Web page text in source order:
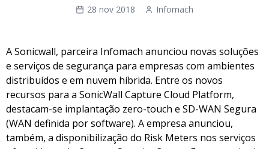
28 nov 2018 Infomach
A Sonicwall, parceira Infomach anunciou novas soluções
e serviços de segurança para empresas com ambientes
distribuídos e em nuvem híbrida. Entre os novos
recursos para a SonicWall Capture Cloud Platform,
destacam-se implantação zero-touch e SD-WAN Segura
(WAN definida por software). A empresa anunciou,
também, a disponibilização do Risk Meters nos serviços